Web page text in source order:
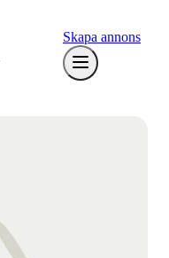
Skapa annons